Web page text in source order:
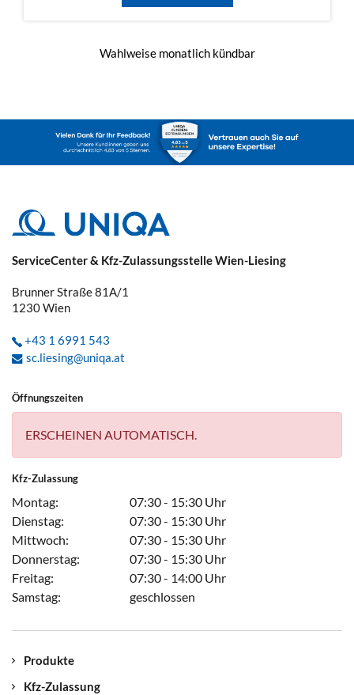
Wahlweise monatlich kündbar
ServiceCenter & Kfz-Zulassungsstelle Wien-Liesing
Brunner Straße 81A/1
1230Wien
+43 1 6991 543
sc.liesing@uniqa.at
Öffnungszeiten
ERSCHEINEN AUTOMATISCH.
Kfz-Zulassung
Montag:
07:30 - 15:30 Uhr
Dienstag:
07:30 - 15:30 Uhr
Mittwoch:
07:30 - 15:30 Uhr
Donnerstag:
07:30 - 15:30 Uhr
Freitag:
07:30 - 14:00 Uhr
Samstag:
geschlossen
Produkte
Kfz-Zulassung